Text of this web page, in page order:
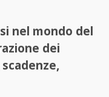
nel mondo del
dei